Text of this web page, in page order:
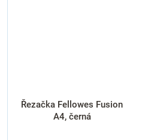
Řezačka Fellowes Fusion
A4, černá